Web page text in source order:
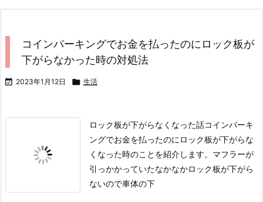
コインパーキングでお金を払ったのにロック板が
下がらなかった時の対処法
 2023年1月12日  生活
ロック板が下がらなくなった話コインパーキ
ングでお金を払ったのにロック板が下がらな
くなった時のことを紹介します。 マフラーが
引っかかっていたなかなかロック板が下がら
ないので車体の下